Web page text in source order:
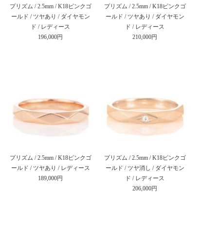
プリズム / 2.5mm / K18ピンクゴ
ールド / ツヤあり / ダイヤモン
ド / レディース
196,000円
プリズム / 2.5mm / K18ピンクゴ
ールド / ツヤあり / ダイヤモン
ド / レディース
210,000円
プリズム / 2.5mm / K18ピンクゴ
ールド / ツヤあり / レディース
189,000円
プリズム / 2.5mm / K18ピンクゴ
ールド / ツヤ消し / ダイヤモン
ド / レディース
206,000円